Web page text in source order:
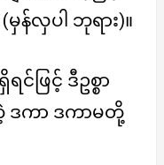
န်လှပါ ဘုရား)။
ြင့် ဒီဥစ္စာ
ဒကာ ဒကာမတို့